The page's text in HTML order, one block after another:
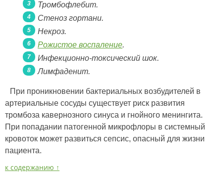
Тромбофлебит.
Стеноз гортани.
Некроз.
Рожистое воспаление.
Инфекционно-токсический шок.
Лимфаденит.
При проникновении бактериальных возбудителей в
артериальные сосуды существует риск развития
тромбоза кавернозного синуса и гнойного менингита.
При попадании патогенной микрофлоры в системный
кровоток может развиться сепсис, опасный для жизни
пациента.
к содержанию ↑